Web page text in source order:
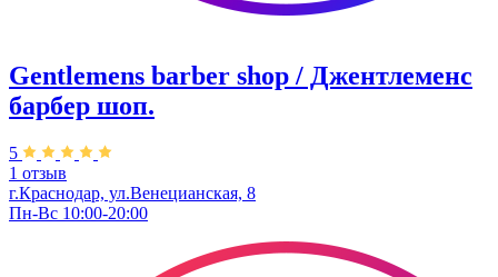
Gentlemens barber shop / Джентлеменс
барбер шоп.
5
1 отзыв
г.Краснодар, ул.Венецианская, 8
Пн-Вс 10:00-20:00